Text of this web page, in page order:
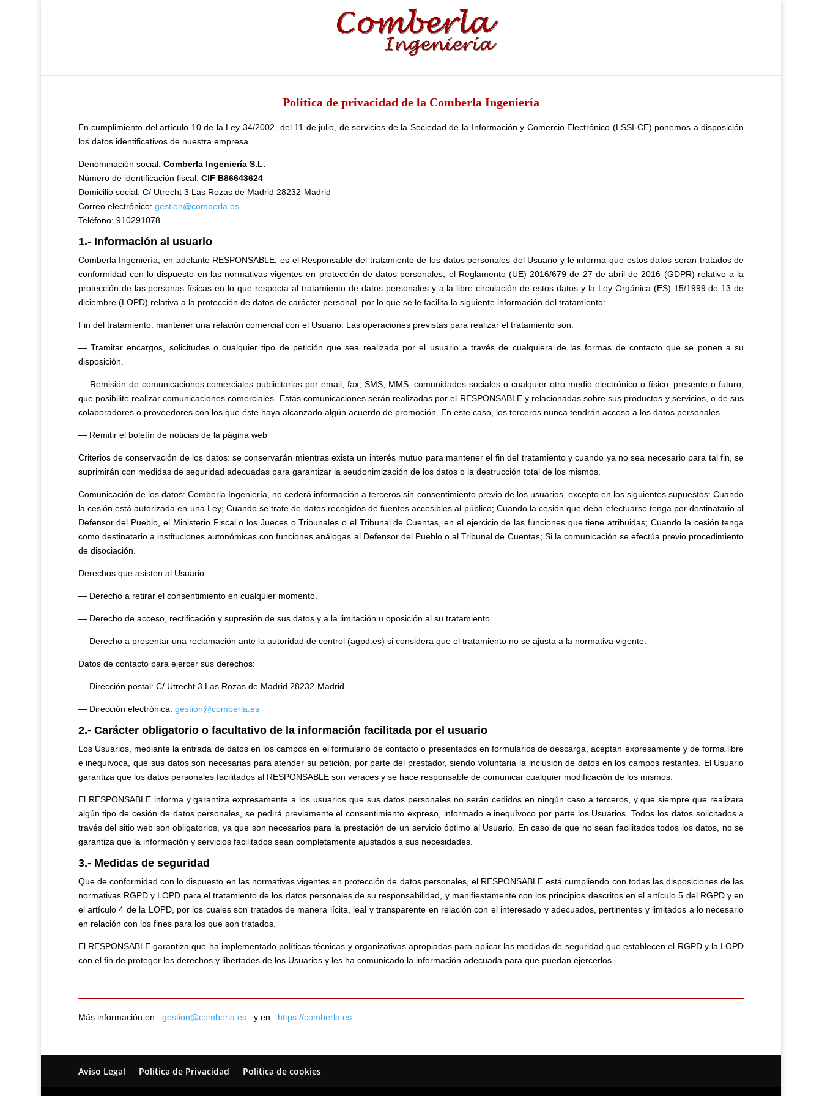
Política de privacidad de la Comberla Ingeniería
En cumplimiento del artículo 10 de la Ley 34/2002, del 11 de julio, de servicios de la Sociedad de la Información y Comercio Electrónico (LSSI-CE) ponemos a disposición
los datos identificativos de nuestra empresa.
Denominación social: Comberla Ingeniería S.L.
Número de identificación fiscal: CIF B86643624
Domicilio social: C/ Utrecht 3 Las Rozas de Madrid 28232-Madrid
Correo electrónico: gestion@comberla.es
Teléfono: 910291078
1.- Información al usuario
Comberla Ingeniería, en adelante RESPONSABLE, es el Responsable del tratamiento de los datos personales del Usuario y le informa que estos datos serán tratados de
conformidad con lo dispuesto en las normativas vigentes en protección de datos personales, el Reglamento (UE) 2016/679 de 27 de abril de 2016 (GDPR) relativo a la
protección de las personas físicas en lo que respecta al tratamiento de datos personales y a la libre circulación de estos datos y la Ley Orgánica (ES) 15/1999 de 13 de
diciembre (LOPD) relativa a la protección de datos de carácter personal, por lo que se le facilita la siguiente información del tratamiento:
Fin del tratamiento: mantener una relación comercial con el Usuario. Las operaciones previstas para realizar el tratamiento son:
— Tramitar encargos, solicitudes o cualquier tipo de petición que sea realizada por el usuario a través de cualquiera de las formas de contacto que se ponen a su
disposición.
— Remisión de comunicaciones comerciales publicitarias por email, fax, SMS, MMS, comunidades sociales o cualquier otro medio electrónico o físico, presente o futuro,
que posibilite realizar comunicaciones comerciales. Estas comunicaciones serán realizadas por el RESPONSABLE y relacionadas sobre sus productos y servicios, o de sus
colaboradores o proveedores con los que éste haya alcanzado algún acuerdo de promoción. En este caso, los terceros nunca tendrán acceso a los datos personales.
— Remitir el boletín de noticias de la página web
Criterios de conservación de los datos: se conservarán mientras exista un interés mutuo para mantener el fin del tratamiento y cuando ya no sea necesario para tal fin, se
suprimirán con medidas de seguridad adecuadas para garantizar la seudonimización de los datos o la destrucción total de los mismos.
Comunicación de los datos: Comberla Ingeniería, no cederá información a terceros sin consentimiento previo de los usuarios, excepto en los siguientes supuestos: Cuando
la cesión está autorizada en una Ley; Cuando se trate de datos recogidos de fuentes accesibles al público; Cuando la cesión que deba efectuarse tenga por destinatario al
Defensor del Pueblo, el Ministerio Fiscal o los Jueces o Tribunales o el Tribunal de Cuentas, en el ejercicio de las funciones que tiene atribuidas; Cuando la cesión tenga
como destinatario a instituciones autonómicas con funciones análogas al Defensor del Pueblo o al Tribunal de Cuentas; Si la comunicación se efectúa previo procedimiento
de disociación.
Derechos que asisten al Usuario:
— Derecho a retirar el consentimiento en cualquier momento.
— Derecho de acceso, rectificación y supresión de sus datos y a la limitación u oposición al su tratamiento.
— Derecho a presentar una reclamación ante la autoridad de control (agpd.es) si considera que el tratamiento no se ajusta a la normativa vigente.
Datos de contacto para ejercer sus derechos:
— Dirección postal: C/ Utrecht 3 Las Rozas de Madrid 28232-Madrid
— Dirección electrónica: gestion@comberla.es
2.- Carácter obligatorio o facultativo de la información facilitada por el usuario
Los Usuarios, mediante la entrada de datos en los campos en el formulario de contacto o presentados en formularios de descarga, aceptan expresamente y de forma libre
e inequívoca, que sus datos son necesarias para atender su petición, por parte del prestador, siendo voluntaria la inclusión de datos en los campos restantes. El Usuario
garantiza que los datos personales facilitados al RESPONSABLE son veraces y se hace responsable de comunicar cualquier modificación de los mismos.
El RESPONSABLE informa y garantiza expresamente a los usuarios que sus datos personales no serán cedidos en ningún caso a terceros, y que siempre que realizara
algún tipo de cesión de datos personales, se pedirá previamente el consentimiento expreso, informado e inequívoco por parte los Usuarios. Todos los datos solicitados a
través del sitio web son obligatorios, ya que son necesarios para la prestación de un servicio óptimo al Usuario. En caso de que no sean facilitados todos los datos, no se
garantiza que la información y servicios facilitados sean completamente ajustados a sus necesidades.
3.- Medidas de seguridad
Que de conformidad con lo dispuesto en las normativas vigentes en protección de datos personales, el RESPONSABLE está cumpliendo con todas las disposiciones de las
normativas RGPD y LOPD para el tratamiento de los datos personales de su responsabilidad, y manifiestamente con los principios descritos en el artículo 5 del RGPD y en
el artículo 4 de la LOPD, por los cuales son tratados de manera lícita, leal y transparente en relación con el interesado y adecuados, pertinentes y limitados a lo necesario
en relación con los fines para los que son tratados.
El RESPONSABLE garantiza que ha implementado políticas técnicas y organizativas apropiadas para aplicar las medidas de seguridad que establecen el RGPD y la LOPD
con el fin de proteger los derechos y libertades de los Usuarios y les ha comunicado la información adecuada para que puedan ejercerlos.
Más información en gestion@comberla.es y en https://comberla.es
Aviso Legal Política de Privacidad Política de cookies